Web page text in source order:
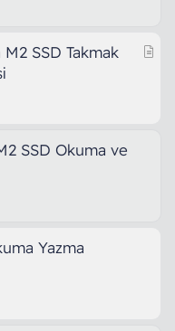
M
SSD Takmak
SSD Okuma ve
Yazma